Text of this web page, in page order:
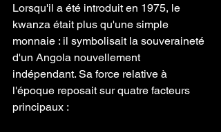
Lorsqu'il a été introduit en 1975, le
kwanza était plus qu'une simple
monnaie : il symbolisait la souveraineté
d'un Angola nouvellement
indépendant. Sa force relative à
l'époque reposait sur quatre facteurs
principaux :